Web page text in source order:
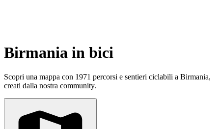
Birmania in bici
Scopri una mappa con 1971 percorsi e sentieri ciclabili a Birmania,
creati dalla nostra community.